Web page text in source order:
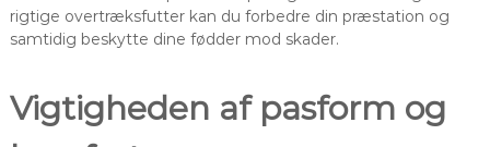
rigtige overtræksfutter kan du forbedre din præstation og
samtidig beskytte dine fødder mod skader.
Vigtigheden af pasform og